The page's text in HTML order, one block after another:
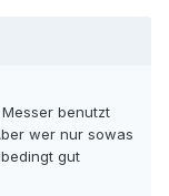
benutzt
wer nur sowas
gut